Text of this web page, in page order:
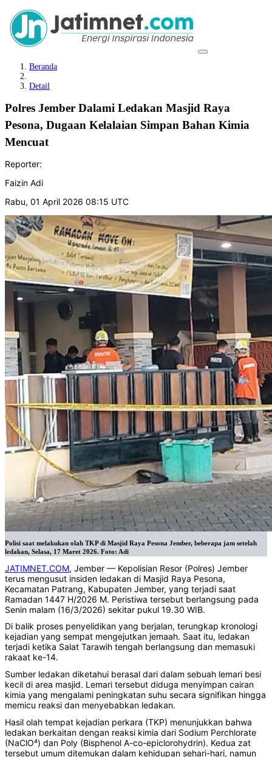
Beranda
Detail
Polres Jember Dalami Ledakan Masjid Raya
Pesona, Dugaan Kelalaian Simpan Bahan Kimia
Mencuat
Reporter:
Faizin Adi
Rabu, 01 April 2026 08:15 UTC
Polisi saat melakukan olah TKP di Masjid Raya Pesona Jember, beberapa jam setelah
ledakan, Selasa, 17 Maret 2026. Foto: Adi
JATIMNET.COM, Jember — Kepolisian Resor (Polres) Jember
terus mengusut insiden ledakan di Masjid Raya Pesona,
Kecamatan Patrang, Kabupaten Jember, yang terjadi saat
Ramadan 1447 H/2026 M. Peristiwa tersebut berlangsung pada
Senin malam (16/3/2026) sekitar pukul 19.30 WIB.
Di balik proses penyelidikan yang berjalan, terungkap kronologi
kejadian yang sempat mengejutkan jemaah. Saat itu, ledakan
terjadi ketika Salat Tarawih tengah berlangsung dan memasuki
rakaat ke-14.
Sumber ledakan diketahui berasal dari dalam sebuah lemari besi
kecil di area masjid. Lemari tersebut diduga menyimpan cairan
kimia yang mengalami peningkatan suhu secara signifikan hingga
memicu reaksi dan menyebabkan ledakan.
Hasil olah tempat kejadian perkara (TKP) menunjukkan bahwa
ledakan berkaitan dengan reaksi kimia dari Sodium Perchlorate
(NaClO⁴) dan Poly (Bisphenol A-co-epiclorohydrin). Kedua zat
tersebut umum ditemukan dalam kehidupan sehari-hari, namun